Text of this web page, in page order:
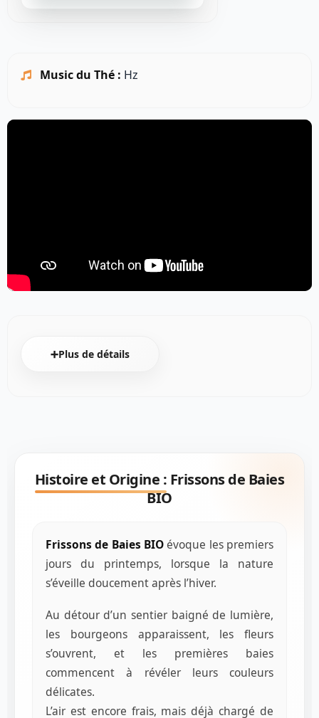
Music du Thé : Hz
➕Plus de détails
Histoire et Origine : Frissons de Baies
BIO
Frissons de Baies BIO évoque les premiers
jours du printemps, lorsque la nature
s’éveille doucement après l’hiver.
Au détour d’un sentier baigné de lumière,
les bourgeons apparaissent, les fleurs
s’ouvrent, et les premières baies
commencent à révéler leurs couleurs
délicates.
L’air est encore frais, mais déjà chargé de